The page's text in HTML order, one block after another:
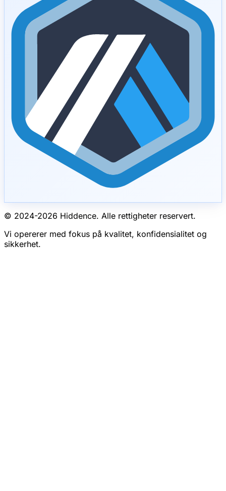
© 2024-2026 Hiddence. Alle rettigheter reservert.
Vi opererer med fokus på kvalitet, konfidensialitet og
sikkerhet.